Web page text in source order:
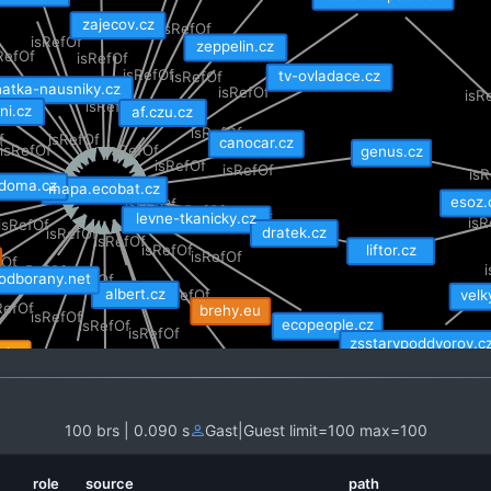
isRefOf
isRefOf
isRefOf
isRefOf
isRefOf
isRefOf
isRefOf
isRefOf
isRefOf
isRefOf
isRefOf
isRefOf
isRefOf
isRefOf
isRefOf
isRefOf
isRefOf
isRefOf
isRefOf
isRefOf
isRefOf
isRefOf
isRefOf
isRefOf
isRefOf
isRefOf
isRefOf
isRefOf
isRefOf
isRefOf
isRefOf
mapa.ecobat.cz
nausniky.cz
levne-tkanicky.cz
zajecov.cz
af.czu.cz
albert.cz
genus.cz
liftor.cz
canocar.cz
zeppelin.cz
dratek.cz
ecopeople.cz
tv-ovladace.cz
brehy.eu
dreveny-motylek.com
100 brs | 0.090 s Gast|Guest limit=100 max=100
role source path